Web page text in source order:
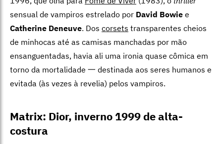
sensual de vampiros estrelado por David Bowie e
Catherine Deneuve. Dos corsets transparentes cheios
de minhocas até as camisas manchadas por mão
ensanguentadas, havia ali uma ironia quase cômica em
torno da mortalidade 一 destinada aos seres humanos e
evitada (às vezes à revelia) pelos vampiros.
Matrix: Dior, inverno 1999 de alta-
costura